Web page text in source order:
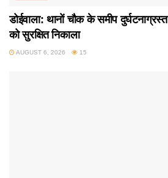
डोईवाला: थानों चौक के समीप
को सुरक्षित निकाला
AUGUST 6, 2026 15